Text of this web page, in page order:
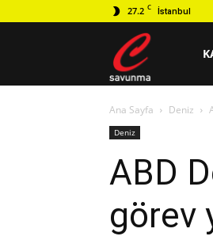
27.2 C İstanbul
savunma
Ana Sayfa Deniz
Deniz
ABD
görev